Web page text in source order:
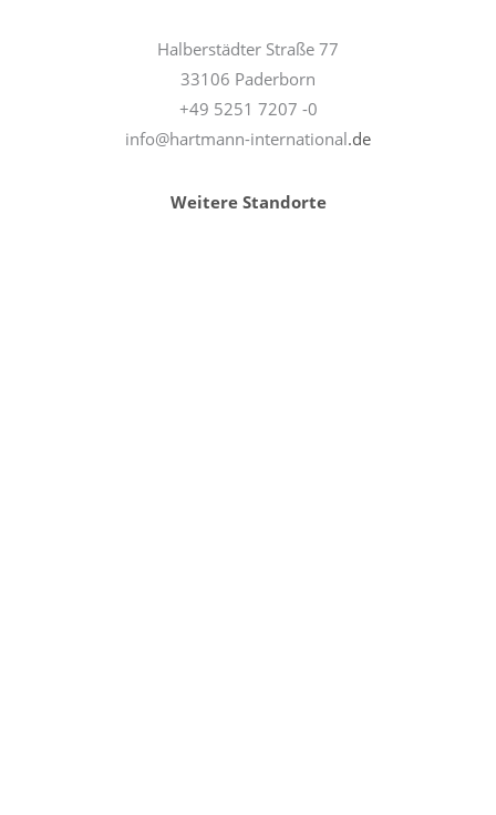
Halberstädter Straße 77
33106 Paderborn
+49 5251 7207 -0
info@hartmann-international.de
Weitere Standorte